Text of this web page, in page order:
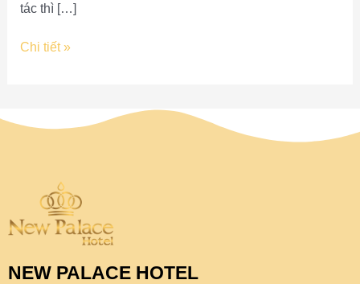
tác thì […]
Chi tiết »
NEW PALACE HOTEL